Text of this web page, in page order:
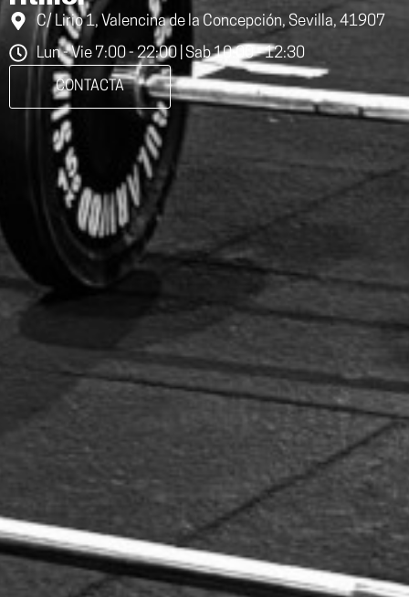
C/ Lirio 1, Valencina de la Concepción, Sevilla, 41907
Lun - Vie 7:00 - 22:00 | Sab 10:00 - 12:30
CONTACTA